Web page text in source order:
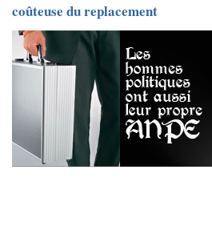
coûteuse du replacement